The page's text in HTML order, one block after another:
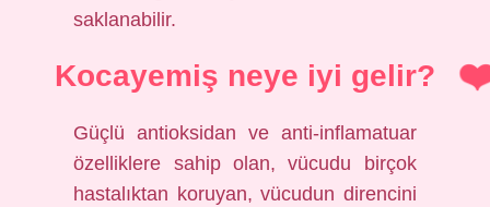
saklanabilir.
Kocayemiş neye iyi gelir?
Güçlü antioksidan ve anti-inflamatuar
özelliklere sahip olan, vücudu birçok
hastalıktan koruyan, vücudun direncini